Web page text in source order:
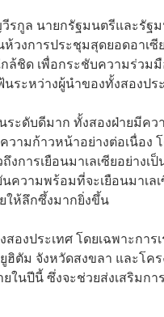
กูล นายกรัฐมนตรีและรัฐม
ห้วงการประชุมสุดยอดอาเ
ล้ชิด เพื่อกระชับความร่ว
ะหว่างผู้นำของทั้งสองปร
ะดับดีมาก ทั้งสองฝ่ายมีคว
ามก้าวหน้าอย่างต่อเนื่อง
ารเยือนมาเลเซียอย่างเป็
วามพร้อมที่จะเยือนมาเลเ
ให้ลึกซึ้งมากยิ่งขึ้น
งประเทศ โดยเฉพาะกา
ตัม จังหวัดสงขลา และโค
นปีนี้ ซึ่งจะช่วยส่งเสริมกา